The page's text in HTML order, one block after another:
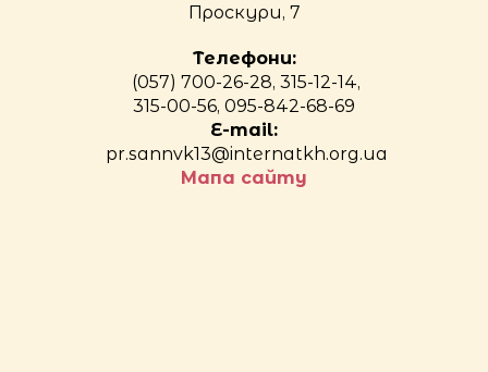
Проскури, 7
Телефони:
(057) 700-26-28, 315-12-14,
315-00-56, 095-842-68-69
E-mail:
pr.sannvk13@internatkh.org.ua
Мапа сайту